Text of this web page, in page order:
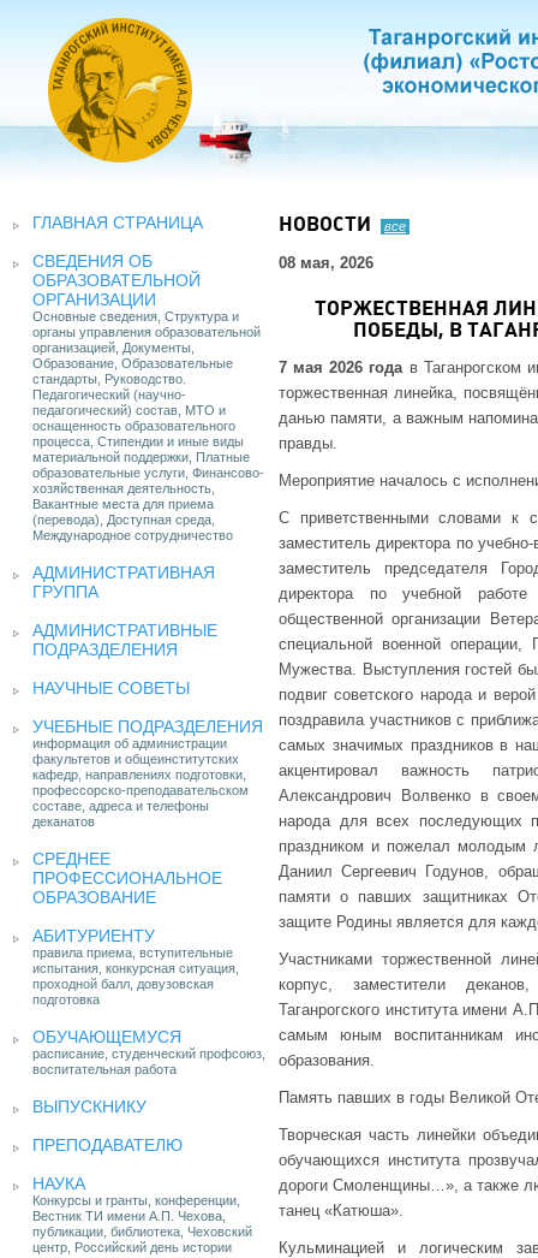
ГЛАВНАЯ СТРАНИЦА
СВЕДЕНИЯ ОБ
ОБРАЗОВАТЕЛЬНОЙ
ОРГАНИЗАЦИИ
Основные сведения, Структура и
органы управления образовательной
организацией, Документы,
Образование, Образовательные
стандарты, Руководство.
Педагогический (научно-
педагогический) состав, МТО и
оснащенность образовательного
процесса, Стипендии и иные виды
материальной поддержки, Платные
образовательные услуги, Финансово-
хозяйственная деятельность,
Вакантные места для приема
(перевода), Доступная среда,
Международное сотрудничество
АДМИНИСТРАТИВНАЯ
ГРУППА
АДМИНИСТРАТИВНЫЕ
ПОДРАЗДЕЛЕНИЯ
НАУЧНЫЕ СОВЕТЫ
УЧЕБНЫЕ ПОДРАЗДЕЛЕНИЯ
информация об администрации
факультетов и общеинститутских
кафедр, направлениях подготовки,
профессорско-преподавательском
составе, адреса и телефоны
деканатов
СРЕДНЕЕ
ПРОФЕССИОНАЛЬНОЕ
ОБРАЗОВАНИЕ
АБИТУРИЕНТУ
правила приема, вступительные
испытания, конкурсная ситуация,
проходной балл, довузовская
подготовка
ОБУЧАЮЩЕМУСЯ
расписание, студенческий профсоюз,
воспитательная работа
ВЫПУСКНИКУ
ПРЕПОДАВАТЕЛЮ
НАУКА
Конкурсы и гранты, конференции,
Вестник ТИ имени А.П. Чехова,
публикации, библиотека, Чеховский
центр, Российский день истории
НОВОСТИ все
08 мая, 2026
ТОРЖЕСТВЕННАЯ
ПОБЕДЫ, В
7 мая 2026 годав Таганрогском
торжественная линейка,
данью памяти, а важным
правды.
Мероприятие началось с
С приветственными словами к
заместитель директора по
заместитель председателя
директора по учебной
общественной организации
специальной военной
Мужества. Выступления гостей
подвиг советского народа и
поздравила участников с
самых значимых праздников в
акцентировал важность
Александрович Волвенко в
народа для всех последующих
праздником и пожелал молодым
Даниил Сергеевич Годунов,
памяти о павших защитниках
защите Родины является для
Участниками торжественной
корпус, заместители
Таганрогского института имени
самым юным воспитанникам
образования.
Память павших в годы Великой
Творческая часть линейки
обучающихся института
дороги Смоленщины…», а также
танец «Катюша».
Кульминацией и логическим